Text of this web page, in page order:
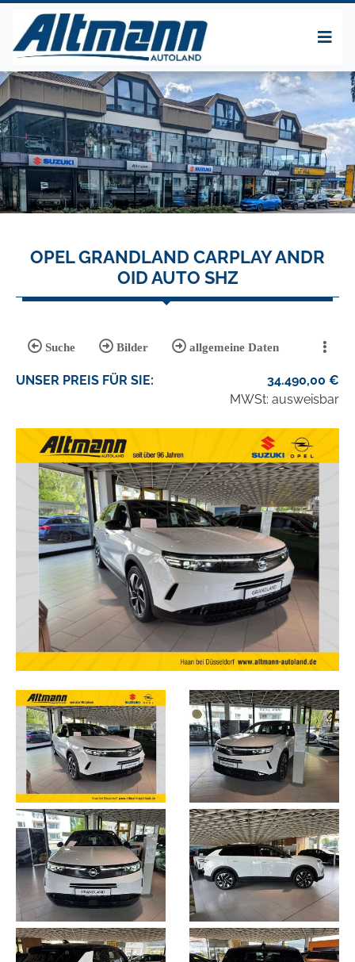
OPEL GRANDLAND CARPLAY ANDR
OID AUTO SHZ
Suche Bilder allgemeine Daten
UNSER PREIS FÜR SIE: 34.490,00 €
MWSt: ausweisbar